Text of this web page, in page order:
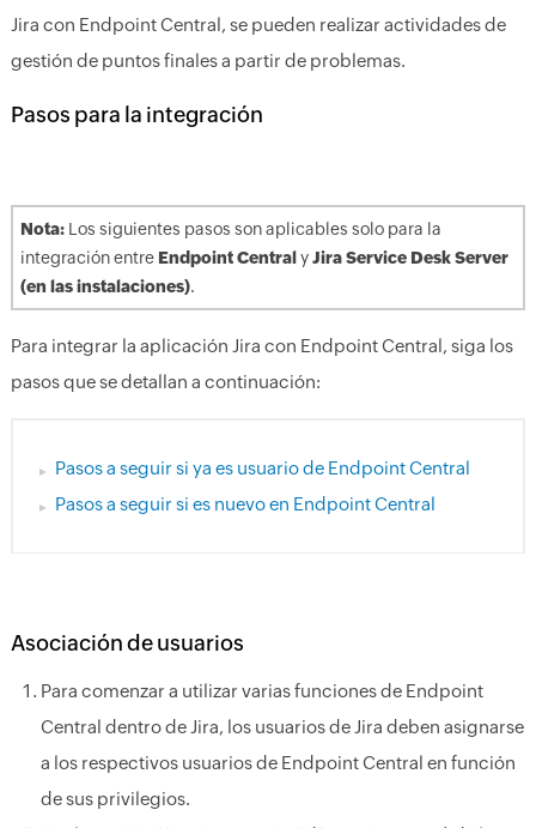
Jira con Endpoint Central, se pueden realizar actividades de
gestión de puntos finales a partir de problemas.
Pasos para la integración
Nota: Los siguientes pasos son aplicables solo para la
integración entre Endpoint Central yJira Service Desk Server
(en las instalaciones).
Para integrar la aplicación Jira con Endpoint Central, siga los
pasos que se detallan a continuación:
Pasos a seguir si ya es usuario de Endpoint Central
Pasos a seguir si es nuevo en Endpoint Central
Asociación de usuarios
Para comenzar a utilizar varias funciones de Endpoint
Central dentro de Jira, los usuarios de Jira deben asignarse
a los respectivos usuarios de Endpoint Central en función
de sus privilegios.